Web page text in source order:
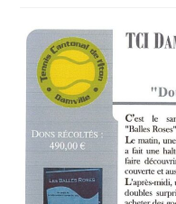
publication :